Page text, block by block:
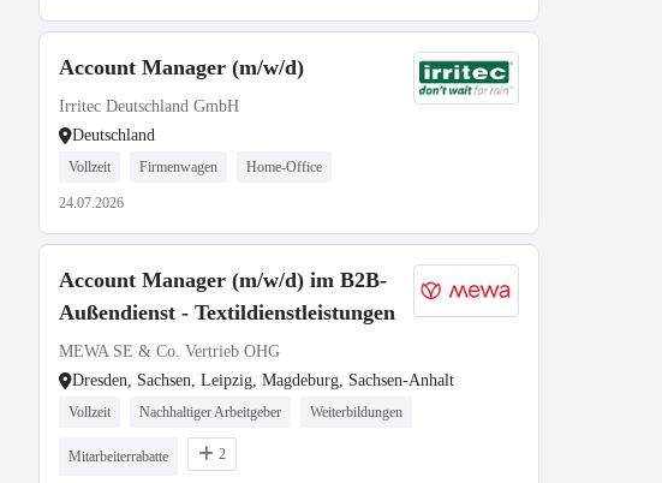
Account Manager (m/w/d)
Irritec Deutschland GmbH
Deutschland
Vollzeit Firmenwagen Home-Office
24.07.2026
Account Manager (m/w/d) im B2B-
Außendienst - Textildienstleistungen
MEWA SE & Co. Vertrieb OHG
Dresden, Sachsen, Leipzig, Magdeburg, Sachsen-Anhalt
Vollzeit Nachhaltiger Arbeitgeber Weiterbildungen
Mitarbeiterrabatte 2